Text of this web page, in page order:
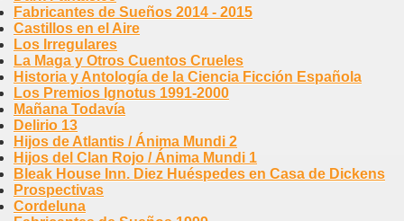
Fabricantes de Sueños 2014 - 2015
Castillos en el Aire
Los Irregulares
La Maga y Otros Cuentos Crueles
Historia y Antología de la Ciencia Ficción Española
Los Premios Ignotus 1991-2000
Mañana Todavía
Delirio 13
Hijos de Atlantis / Ánima Mundi 2
Hijos del Clan Rojo / Ánima Mundi 1
Bleak House Inn. Diez Huéspedes en Casa de Dickens
Prospectivas
Cordeluna